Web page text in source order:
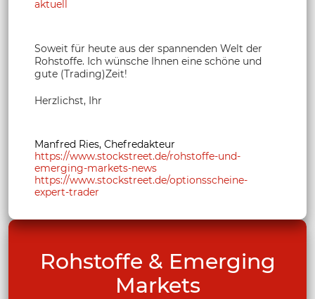
aktuell
Soweit für heute aus der spannenden Welt der
Rohstoffe. Ich wünsche Ihnen eine schöne und
gute (Trading)Zeit!
Herzlichst, Ihr
Manfred Ries, Chefredakteur
https://www.stockstreet.de/rohstoffe-und-
emerging-markets-news
https://www.stockstreet.de/optionsscheine-
expert-trader
Rohstoffe & Emerging
Markets